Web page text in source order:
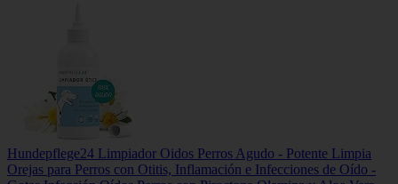
Hundepflege24 Limpiador Oidos Perros Agudo - Potente Limpia
Orejas para Perros con Otitis, Inflamación e Infecciones de Oído -